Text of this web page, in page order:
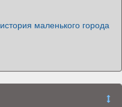
маленького города